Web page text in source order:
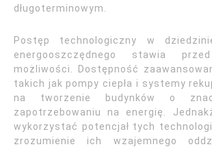
długoterminowym.
Postęp technologiczny w
energooszczędnego stawia
możliwości. Dostępność
takich jak pompy ciepła i systemy
na tworzenie budynków o
zapotrzebowaniu na energię.
wykorzystać potencjał tych
zrozumienie ich wzajemnego